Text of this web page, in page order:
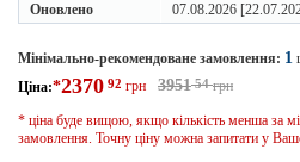
Оновлено 07.08.2026
Мінімально-рекомендоване замовлення: 1
Ціна:*2370 92 грн 395154грн
* ціна буде вищою, якщо кількість менша за
замовлення. Точну ціну можна запитати у